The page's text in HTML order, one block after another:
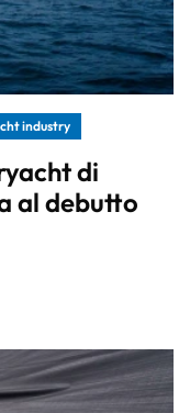
industry
di
al debutto